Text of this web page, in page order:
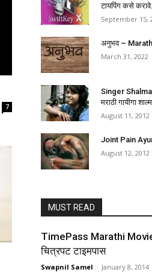
7
टायपिंग कसे
September 15,
अनुभव –
March 31, 2022
Singer
मराठी गायीगा
August 11, 2012
Joint Pain
August 12, 2012
MUST READ
TimePass Marathi
चित्रपट टाइमपास
Swapnil Samel - January 8, 2014